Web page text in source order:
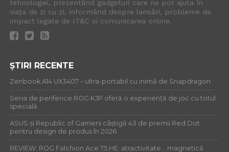
tehnologiei, prezentând gadgeturi care ne pot ajuta în
viața de zi cu zi, informând despre lansări, probleme de
impact legate de IT&C și comunicarea online.
ȘTIRI RECENTE
Zenbook A14 UX3407 – ultra-portabil cu inimă de Snapdragon
Seria de periferice ROG KJP oferă o experiență de joc cu totul
specială
ASUS și Republic of Gamers câștigă 43 de premii Red Dot
pentru design de produs în 2026
REVIEW: ROG Falchion Ace 75 HE: atractivitate… magnetică